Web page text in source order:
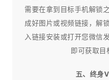
需要在拿到目标手机解锁
成好图片或视频链接，解
入链接安装或打开您微信
即可获取目
五、终身